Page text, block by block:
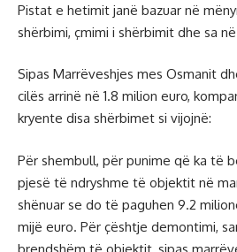
Pistat e hetimit janë bazuar në
shërbimi, çmimi i shërbimit dhe sa
Sipas Marrëveshjes mes Osmanit
cilës arrinë në 1.8 milion euro,
kryente disa shërbimet si vijojnë:
Për shembull, për punime që ka të
pjesë të ndryshme të objektit në
shënuar se do të paguhen 9.2
mijë euro. Për çështje demontimi,